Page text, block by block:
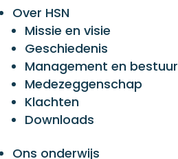
Over HSN
Missie en visie
Geschiedenis
Management en bestuur
Medezeggenschap
Klachten
Downloads
Ons onderwijs
Lid worden